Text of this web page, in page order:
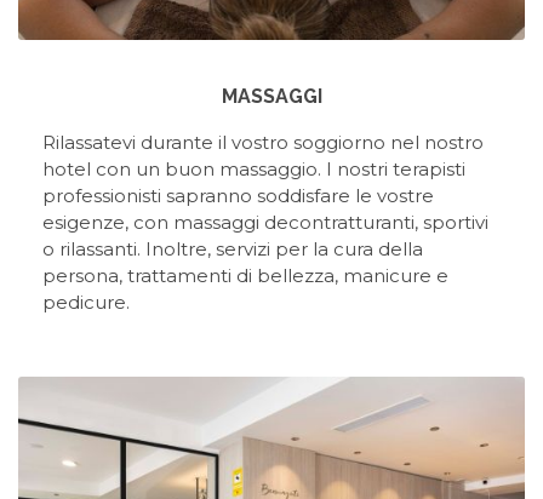
MASSAGGI
Rilassatevi durante il vostro soggiorno nel nostro
hotel con un buon massaggio. I nostri terapisti
professionisti sapranno soddisfare le vostre
esigenze, con massaggi decontratturanti, sportivi
o rilassanti. Inoltre, servizi per la cura della
persona, trattamenti di bellezza, manicure e
pedicure.